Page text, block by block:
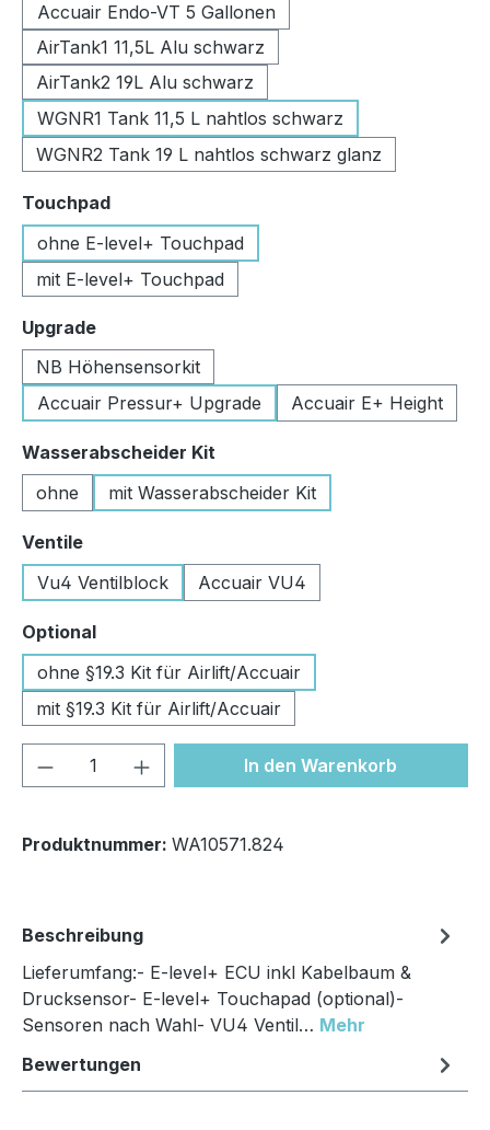
Accuair Endo-VT 5 Gallonen
AirTank1 11,5L Alu schwarz
AirTank2 19L Alu schwarz
WGNR1 Tank 11,5 L nahtlos schwarz
WGNR2 Tank 19 L nahtlos schwarz glanz
Touchpadauswählen
ohne E-level+ Touchpad
mit E-level+ Touchpad
Upgradeauswählen
NB Höhensensorkit
Accuair Pressur+ Upgrade
Accuair E+ Height
Wasserabscheider Kit
ohne
mit Wasserabscheider Kit
Ventileauswählen
Vu4 Ventilblock
Accuair VU4
Optionalauswählen
ohne §19.3 Kit für Airlift/Accuair
mit §19.3 Kit für Airlift/Accuair
Produkt Anzahl: Gib denIn den Warenkorb
Produktnummer: WA10571.824
Beschreibung
Lieferumfang:- E-level+ ECU inkl Kabelbaum &
Drucksensor- E-level+ Touchapad (optional)-
Sensoren nach Wahl- VU4 Ventil… Mehr
Bewertungen